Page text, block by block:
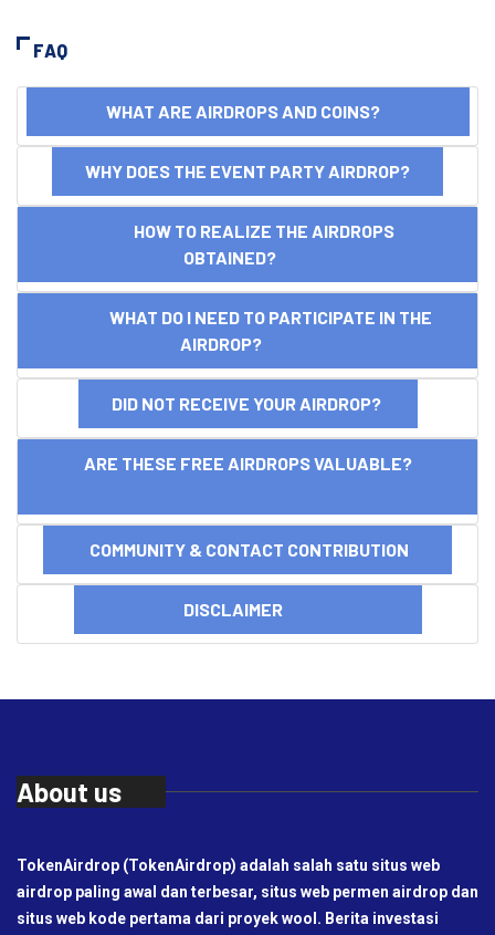
FAQ
WHAT ARE AIRDROPS AND COINS?
WHY DOES THE EVENT PARTY AIRDROP?
HOW TO REALIZE THE AIRDROPS
OBTAINED?
WHAT DO I NEED TO PARTICIPATE IN THE
AIRDROP?
DID NOT RECEIVE YOUR AIRDROP?
ARE THESE FREE AIRDROPS VALUABLE?
COMMUNITY & CONTACT CONTRIBUTION
DISCLAIMER
About us
TokenAirdrop (TokenAirdrop) adalah salah satu situs web
airdrop paling awal dan terbesar, situs web permen airdrop dan
situs web kode pertama dari proyek wool. Berita investasi